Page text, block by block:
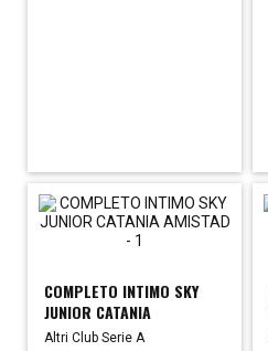
COMPLETO INTIMO SKY
JUNIOR CATANIA
Altri Club Serie A